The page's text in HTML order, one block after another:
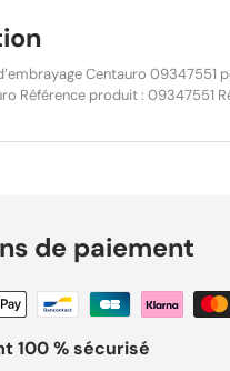
Centauro 09347551
Référence produit : 09347551
haute qualité conçu pour
de qualité supérieure
: YAMAHA WR 250 F
2003 WR 250 F – 5UM –
2006 WR 250 F – CG 2006
de paiement
100 % sécurisé